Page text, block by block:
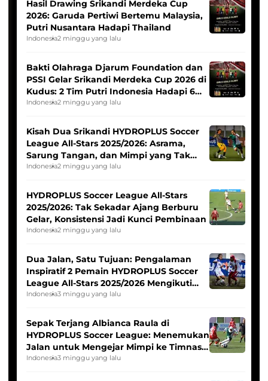
Hasil Drawing Srikandi Merdeka Cup
2026: Garuda Pertiwi Bertemu Malaysia,
Putri Nusantara Hadapi Thailand
Indonesia2 minggu yang lalu
Bakti Olahraga Djarum Foundation dan
PSSI Gelar Srikandi Merdeka Cup 2026 di
Kudus: 2 Tim Putri Indonesia Hadapi 6
Tim Asia
Indonesia2 minggu yang lalu
Kisah Dua Srikandi HYDROPLUS Soccer
League All-Stars 2025/2026: Asrama,
Sarung Tangan, dan Mimpi yang Tak
Pernah Padam
Indonesia2 minggu yang lalu
HYDROPLUS Soccer League All-Stars
2025/2026: Tak Sekadar Ajang Berburu
Gelar, Konsistensi Jadi Kunci Pembinaan
Indonesia2 minggu yang lalu
Dua Jalan, Satu Tujuan: Pengalaman
Inspiratif 2 Pemain HYDROPLUS Soccer
League All-Stars 2025/2026 Mengikuti
Seleksi Timnas Indonesia Putri
Indonesia3 minggu yang lalu
Sepak Terjang Albianca Raula di
HYDROPLUS Soccer League: Menemukan
Jalan untuk Mengejar Mimpi ke Timnas
Indonesia Putri
Indonesia3 minggu yang lalu